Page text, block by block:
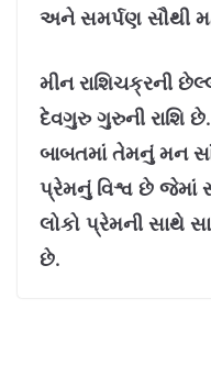
અને સમર્પણ સૌથી
મીન રાશિચક્રની
દેવગુરુ ગુરુની રાશિ
બાબતમાં તેમનું મન
પ્રેમનું વિશ્વ છે જેમાં
લોકો પ્રેમની સાથે
છે.